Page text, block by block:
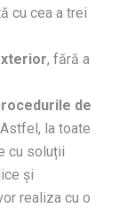
cu cea a trei
, fără a
de
la toate
cu soluții
și
realiza cu o